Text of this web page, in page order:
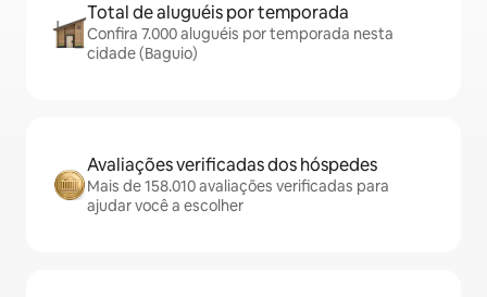
Total de aluguéis por temporada
Confira 7.000 aluguéis por temporada nesta
cidade (Baguio)
Avaliações verificadas dos hóspedes
Mais de 158.010 avaliações verificadas para
ajudar você a escolher